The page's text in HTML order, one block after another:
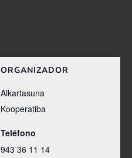
ORGANIZADOR
Alkartasuna
Kooperatiba
Teléfono
943 36 11 14